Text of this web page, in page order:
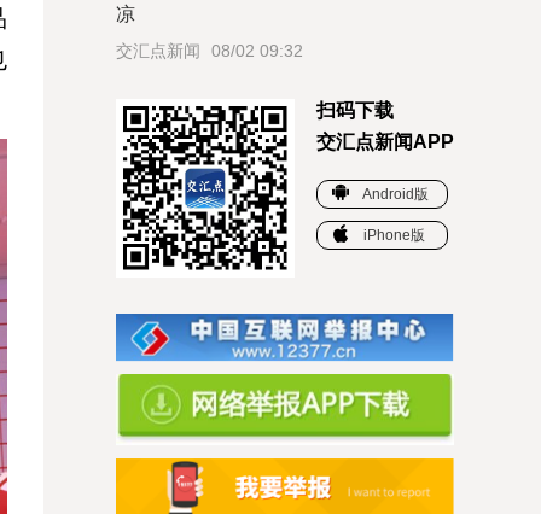
凉
交汇点新闻 08/02 09:32
扫码下载
交汇点新闻APP
Android版
iPhone版